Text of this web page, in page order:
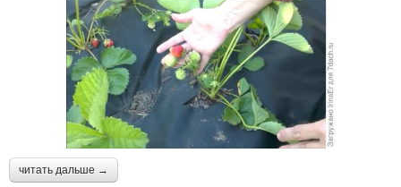
читать дальше →